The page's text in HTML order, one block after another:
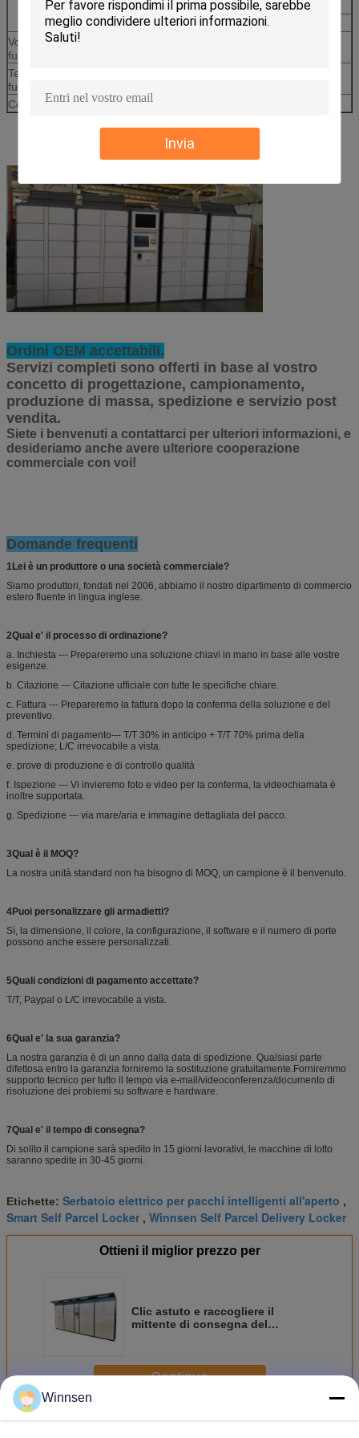
Invia
funzionamento
Telecamera di sicurezza
Voltaggio di
funzionamento
Temperatura di
funzionamento
Certificato CE, FCC
Ordini OEM accettabili.
Servizi completi sono offerti in base al vostro
concetto di progettazione, campionamento,
produzione di massa, spedizione e servizio post
vendita.
Siete i benvenuti a contattarci per ulteriori informazioni, e
desideriamo anche avere ulteriore cooperazione
commerciale con voi!
Domande frequenti
1Lei è un produttore o una società commerciale?
Siamo produttori, fondati nel 2006, abbiamo il nostro dipartimento di commercio
estero fluente in lingua inglese.
2Qual e' il processo di ordinazione?
a. Inchiesta --- Prepareremo una soluzione chiavi in mano in base alle vostre
esigenze.
b. Citazione --- Citazione ufficiale con tutte le specifiche chiare.
c. Fattura --- Prepareremo la fattura dopo la conferma della soluzione e del
preventivo.
d. Termini di pagamento--- T/T 30% in anticipo + T/T 70% prima della
spedizione; L/C irrevocabile a vista.
e. prove di produzione e di controllo qualità
f. Ispezione --- Vi invieremo foto e video per la conferma, la videochiamata è
inoltre supportata.
g. Spedizione --- via mare/aria e immagine dettagliata del pacco.
3Qual è il MOQ?
La nostra unità standard non ha bisogno di MOQ, un campione è il benvenuto.
4Puoi personalizzare gli armadietti?
Sì, la dimensione, il colore, la configurazione, il software e il numero di porte
possono anche essere personalizzati.
5Quali condizioni di pagamento accettate?
T/T, Paypal o L/C irrevocabile a vista.
6Qual e' la sua garanzia?
La nostra garanzia è di un anno dalla data di spedizione. Qualsiasi parte
difettosa entro la garanzia forniremo la sostituzione gratuitamente.Forniremmo
supporto tecnico per tutto il tempo via e-mail/videoconferenza/documento di
risoluzione dei problemi su software e hardware.
7Qual e' il tempo di consegna?
Di solito il campione sarà spedito in 15 giorni lavorativi, le macchine di lotto
saranno spedite in 30-45 giorni.
Etichette: Serbatoio elettrico per pacchi intelligenti all'aperto ,
Smart Self Parcel Locker , Winnsen Self Parcel Delivery Locker
Ottieni il miglior prezzo per
Clic astuto e raccogliere il
mittente di consegna del
ricevitore all'aperto
Continua
PiùArmadio astuto
Winnsen